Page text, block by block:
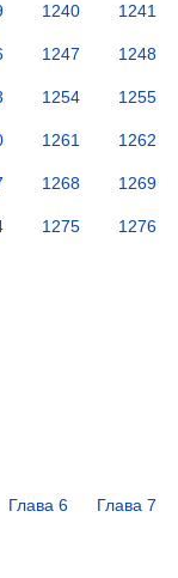
1240 1241
1247 1248
1254 1255
1261 1262
1268 1269
1275 1276
Глава 6 Глава 7